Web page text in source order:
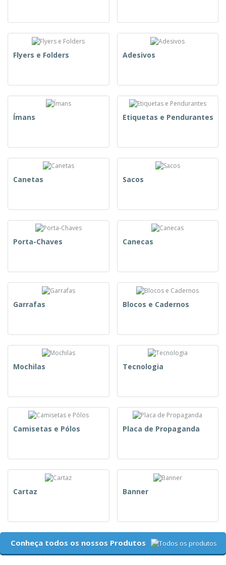
Flyers e Folders Adesivos
Ímans Etiquetas e Pendurantes
Canetas Sacos
Porta-Chaves Canecas
Garrafas Blocos e Cadernos
Mochilas Tecnologia
Camisetas e Pólos Placa de Propaganda
Cartaz Banner
Conheça todos os nossos Produtos